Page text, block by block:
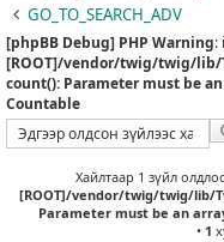
GO_TO_SEARCH_ADV
[phpBB Debug] PHP Warning:
[ROOT]/vendor/twig/twig/lib/
count(): Parameter must be
Countable
Хайлтаар 1 зүйл
[ROOT]/vendor/twig/twig/lib/
Parameter must be an
• 1